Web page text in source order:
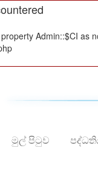
Admin::$CI as
මුල් පිටුව